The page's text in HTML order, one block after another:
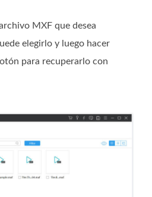
MXF que desea
elegirlo y luego hacer
para recuperarlo con